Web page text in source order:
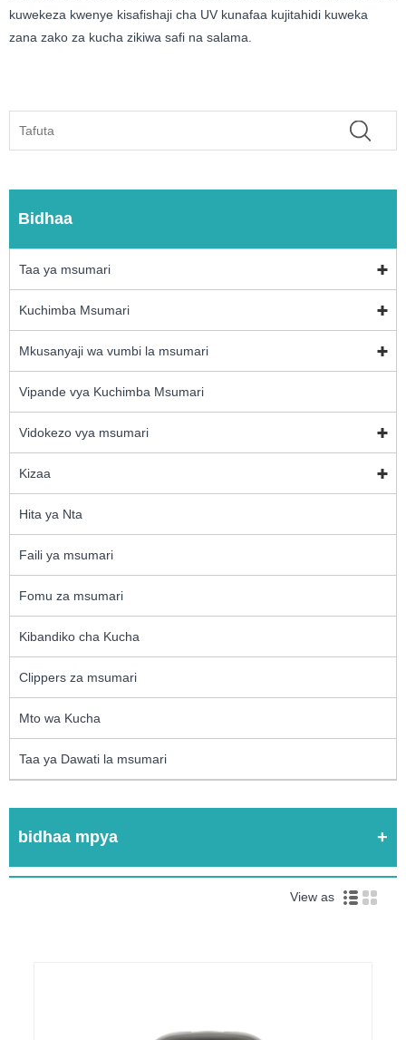
kuwekeza kwenye kisafishaji cha UV kunafaa kujitahidi kuweka
zana zako za kucha zikiwa safi na salama.
Bidhaa
Taa ya msumari
Kuchimba Msumari
Mkusanyaji wa vumbi la msumari
Vipande vya Kuchimba Msumari
Vidokezo vya msumari
Kizaa
Hita ya Nta
Faili ya msumari
Fomu za msumari
Kibandiko cha Kucha
Clippers za msumari
Mto wa Kucha
Taa ya Dawati la msumari
bidhaa mpya
View as